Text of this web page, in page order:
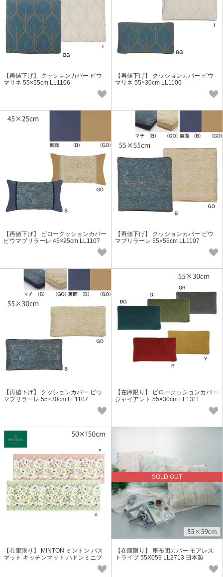
【再値下げ】 クッションカバー ピウ
マリネ 55×55cm LL1106
【再値下げ】 クッションカバー ピウ
マリネ 55×30cm LL1106
【再値下げ】 ピロークッションカバー
ピウマブリラーレ 45×25cm LL1107
【再値下げ】 クッションカバー ピウ
マブリラーレ 55×55cm LL1107
【再値下げ】 クッションカバー ピウ
マブリラーレ 55×30cm LL1107
【在庫限り】 ピロークッションカバー
ジャイアント 55×30cm LL1311
【在庫限り】 MINTON ミントン バス
マット キッチンマット ハドンミニブ
SOLD OUT
【在庫限り】 座布団カバー モアレス
トライプ 55X059 LL2713 日本製